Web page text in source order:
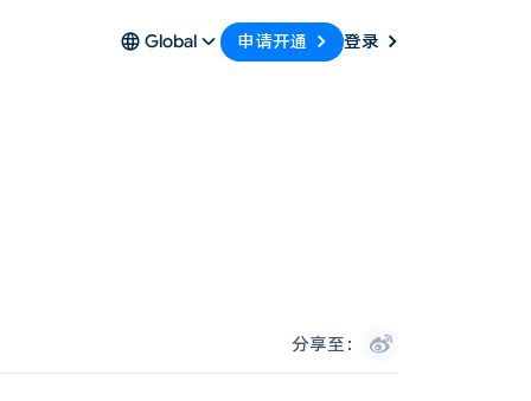
Global 申请开通 登录
分享至：